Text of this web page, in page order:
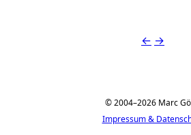
← →
© 2004–2026 Marc
Impressum &